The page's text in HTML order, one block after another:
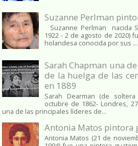
Suzanne Perlman
Suzanne Perlman nacida
1922 - 2 de agosto de 2020)
holandesa conocida por sus ...
Sarah Chapman una
de la huelga de las
en 1889
Sarah Dearman (de
octubre de 1862​- Londres,
una de las principales líderes de...
Antonia Matos pintora
Antonia Matos (21 de